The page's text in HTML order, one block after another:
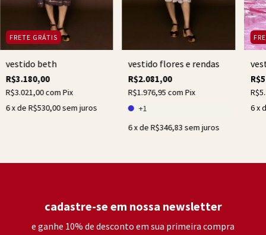
FRETE GRÁTIS
vestido beth
R$3.180,00
R$3.021,00com Pix
6x de R$530,00sem juros
vestido flores e rendas
R$2.081,00
R$1.976,95 com Pix
+1
6x de R$346,83 sem juros
6x
cadastre-se em nossa newsletter
e ganhe 10% de desconto em sua primeira compra